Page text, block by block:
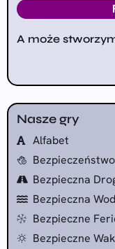
A może
Nasze gry
Alfabet
Bezpieczna
Bezpieczna
Bezpieczne
Bezpieczne